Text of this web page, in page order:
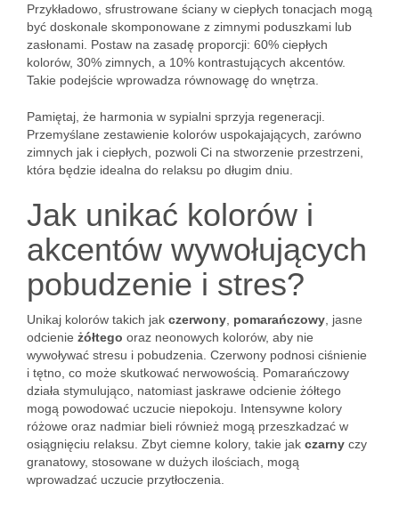
Przykładowo, sfrustrowane ściany w ciepłych tonacjach mogą
być doskonale skomponowane z zimnymi poduszkami lub
zasłonami. Postaw na zasadę proporcji: 60% ciepłych
kolorów, 30% zimnych, a 10% kontrastujących akcentów.
Takie podejście wprowadza równowagę do wnętrza.
Pamiętaj, że harmonia w sypialni sprzyja regeneracji.
Przemyślane zestawienie kolorów uspokajających, zarówno
zimnych jak i ciepłych, pozwoli Ci na stworzenie przestrzeni,
która będzie idealna do relaksu po długim dniu.
Jak unikać kolorów i
akcentów wywołujących
pobudzenie i stres?
Unikaj kolorów takich jak czerwony pomarańczowy , jasne
odcienie żółtego oraz neonowych kolorów, aby nie
wywoływać stresu i pobudzenia. Czerwony podnosi ciśnienie
i tętno, co może skutkować nerwowością. Pomarańczowy
działa stymulująco, natomiast jaskrawe odcienie żółtego
mogą powodować uczucie niepokoju. Intensywne kolory
różowe oraz nadmiar bieli również mogą przeszkadzać w
osiągnięciu relaksu. Zbyt ciemne kolory, takie jak czarny czy
granatowy, stosowane w dużych ilościach, mogą
wprowadzać uczucie przytłoczenia.